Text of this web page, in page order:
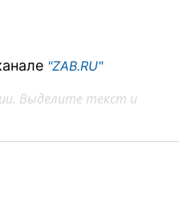
"ZAB.RU"
Выделите текст и